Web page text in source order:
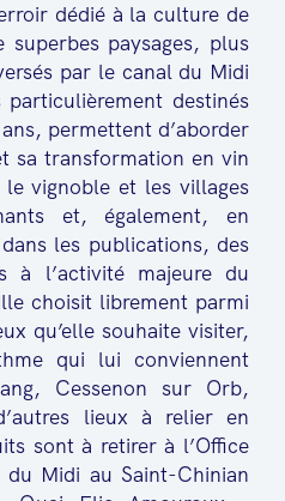
dédié à la culture de
paysages, plus
par le canal du Midi
destinés
permettent d’aborder
sa transformation en vin
vignoble et les villages
et, également, en
les publications, des
à l’activité majeure du
choisit librement parmi
qu’elle souhaite visiter,
qui lui conviennent
Cessenon sur Orb,
lieux à relier en
sont à retirer à l’Office
Midi au Saint-Chinian